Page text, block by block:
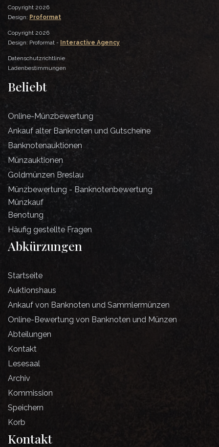
Copyright 2026
Design: Proformat
Copyright 2026
Design: Proformat - Interactive Agency
Datenschutzrichtlinie
Ladenbestimmungen
Beliebt
Online-Münzbewertung
Ankauf alter Banknoten und Gutscheine
Banknotenauktionen
Münzauktionen
Goldmünzen Breslau
Münzbewertung - Banknotenbewertung
Münzkauf
Benotung
Häufig gestellte Fragen
Abkürzungen
Startseite
Auktionshaus
Ankauf von Banknoten und Sammlermünzen
Online-Bewertung von Banknoten und Münzen
Abteilungen
Kontakt
Lesesaal
Archiv
Kommission
Speichern
Korb
Kontakt